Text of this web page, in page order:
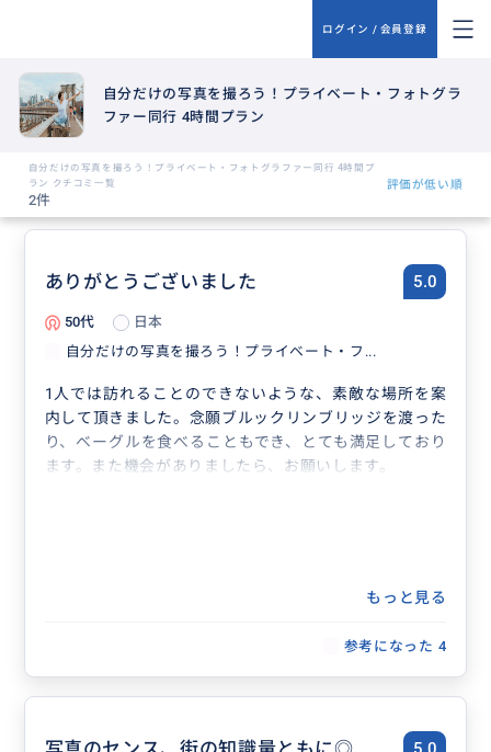
ログイン / 会員登録
自分だけの写真を撮ろう！プライベート・フォトグラ
ファー同行 4時間プラン
自分だけの写真を撮ろう！プライベート・フォトグラファー同行 4時間プ
ラン クチコミ一覧
2件
評価が低い順
ありがとうございました 5.0
50代
日本
自分だけの写真を撮ろう！プライベート・フ...
1人では訪れることのできないような、素敵な場所を案
内して頂きました。念願ブルックリンブリッジを渡った
り、ベーグルを食べることもでき、とても満足しており
ます。また機会がありましたら、お願いします。
もっと見る
参考になった 4